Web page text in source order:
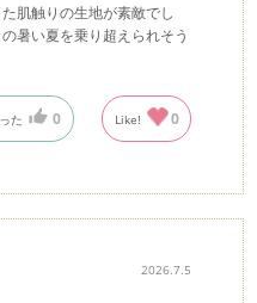
肌触りの生地が素敵でし
暑い夏を乗り超えられそう
た 0 Like! 0
2026.7.5